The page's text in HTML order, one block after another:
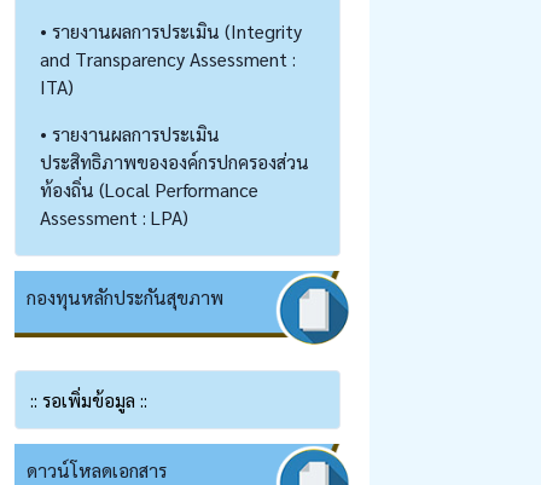
• รายงานผลการประเมิน (Integrity
and Transparency Assessment :
ITA)
• รายงานผลการประเมิน
ประสิทธิภาพขององค์กรปกครองส่วน
ท้องถิ่น (Local Performance
Assessment : LPA)
กองทุนหลักประกันสุขภาพ
:: รอเพิ่มข้อมูล ::
ดาวน์โหลดเอกสาร